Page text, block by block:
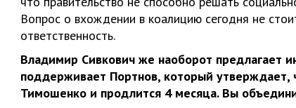
Вопрос о вхождении в коалицию сегодня не
ответственность.
Владимир Сивкович же наоборот предлагает
поддерживает Портнов, который утверждает,
Тимошенко и продлится 4 месяца. Вы